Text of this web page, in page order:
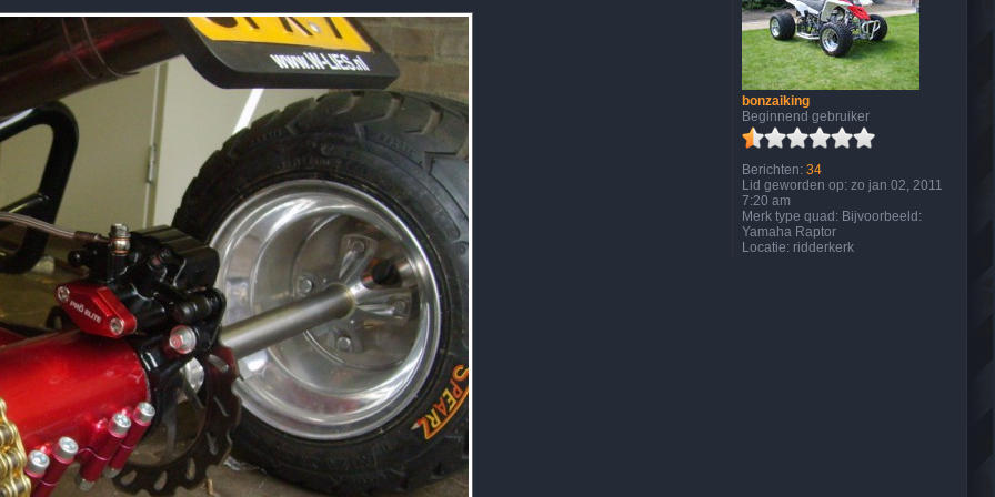
a
n
K
e
i
z
r
bonzaiking
Beginnend gebruiker
Berichten: 34
Lid geworden op: zo jan 02, 2011
7:20 am
Merk type quad: Bijvoorbeeld:
Yamaha Raptor
Locatie: ridderkerk